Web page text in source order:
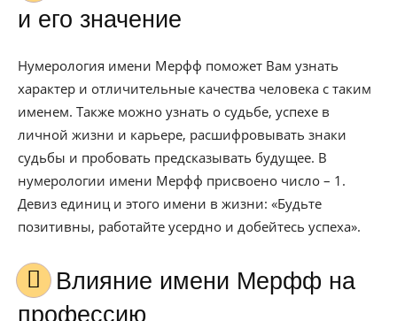
и его значение
Нумерология имени Мерфф поможет Вам узнать
характер и отличительные качества человека с таким
именем. Также можно узнать о судьбе, успехе в
личной жизни и карьере, расшифровывать знаки
судьбы и пробовать предсказывать будущее. В
нумерологии имени Мерфф присвоено число – 1.
Девиз единиц и этого имени в жизни: «Будьте
позитивны, работайте усердно и добейтесь успеха».
Влияние имени Мерфф на
профессию